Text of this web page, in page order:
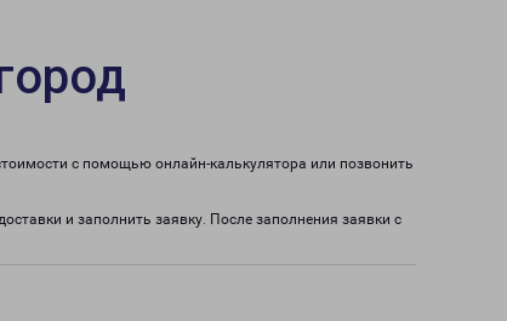
с помощью онлайн-калькулятора или позвонить
и заполнить заявку. После заполнения заявки с